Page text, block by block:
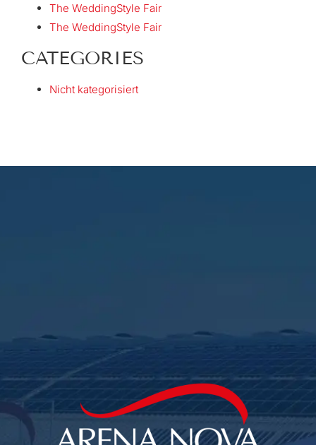
The WeddingStyle Fair
The WeddingStyle Fair
CATEGORIES
Nicht kategorisiert